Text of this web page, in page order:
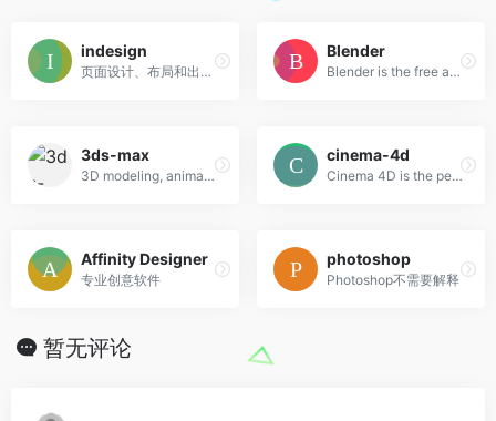
indesign
页面设计、布局和出版。
Blender
Blender is the free and open source 3D creation suite.
3ds-max
3D modeling, animation, and rendering software
cinema-4d
Cinema 4D is the perfect package for all 3D artists who want to achieve breathtaking results fast and hassle-free.
Affinity Designer
专业创意软件
photoshop
Photoshop不需要解释
暂无评论